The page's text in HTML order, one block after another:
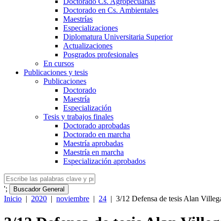
Doctorado en Cs. Ambientales
Maestrías
Especializaciones
Diplomatura Universitaria Superior
Actualizaciones
Posgrados profesionales
En cursos
Publicaciones y tesis
Publicaciones
Doctorado
Maestría
Especialización
Tesis y trabajos finales
Doctorado aprobadas
Doctorado en marcha
Maestría aprobadas
Maestría en marcha
Especialización aprobados
'; Buscador General
Inicio | 2020 | noviembre | 24 | 3/12 Defensa de tesis Alan